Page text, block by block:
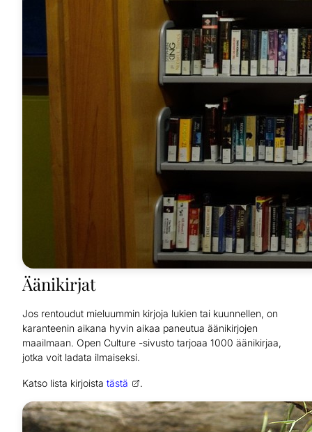
Äänikirjat
Jos rentoudut mieluummin kirjoja lukien tai kuunnellen, on
karanteenin aikana hyvin aikaa paneutua äänikirjojen
maailmaan. Open Culture -sivusto tarjoaa 1000 äänikirjaa,
jotka voit ladata ilmaiseksi.
Katso lista kirjoista tästä .